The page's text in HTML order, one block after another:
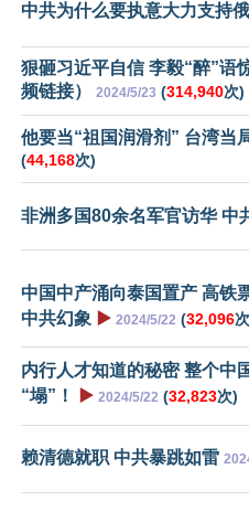
中共为什么要执意大力支持
狠砸习近平自信 李毅“醉”语
频链接）
2024/5/23 (314,940次)
他要当“祖国润滑剂” 台湾当
(44,168次)
非洲多国80余名军官访华 中
中国中产涌向泰国置产 高铁
中共幻象 ▶️ 2024/5/22 (32,096
内行人才知道的秘密 整个中
“塌”！
▶️ 2024/5/22 (32,823次)
赖清德就职 中共暴跳如雷